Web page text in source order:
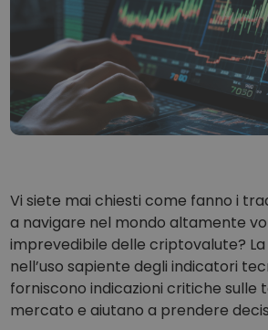
...oggi il valore sarebbe
Portafogli intelligenti
L’investimento intelligente in criptovalute
Wallet Kriptomat
Un wallet di criptovalute semplice e
Scoperta investimenti
Trova la tua strategia crypto
Guadagna premi sulle tue criptovalute
Salvadanaio
Risparmia criptovalute per il tuo futuro
Acquisto ricorrente
Investimenti pianificati su base
Vi siete mai chiesti come fanno i
a navigare nel mondo altamente
imprevedibile delle criptovalute?
nell’uso sapiente degli indicatori
forniscono indicazioni critiche sulle
mercato e aiutano a prendere